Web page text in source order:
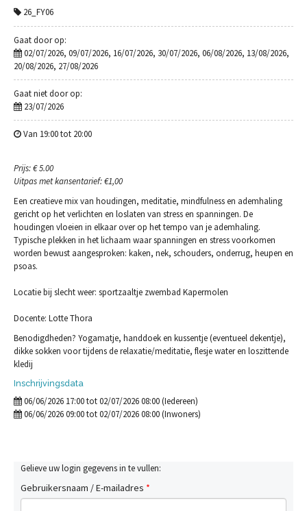
26_FY06
Gaat door op:
02/07/2026, 09/07/2026, 16/07/2026, 30/07/2026, 06/08/2026, 13/08/2026,
20/08/2026, 27/08/2026
Gaat niet door op:
23/07/2026
Van 19:00 tot 20:00
Prijs: € 5.00
Uitpas met kansentarief: €1,00
Een creatieve mix van houdingen, meditatie, mindfulness en ademhaling
gericht op het verlichten en loslaten van stress en spanningen. De
houdingen vloeien in elkaar over op het tempo van je ademhaling.
Typische plekken in het lichaam waar spanningen en stress voorkomen
worden bewust aangesproken: kaken, nek, schouders, onderrug, heupen en
psoas.
Locatie bij slecht weer: sportzaaltje zwembad Kapermolen
Docente: Lotte Thora
Benodigdheden? Yogamatje, handdoek en kussentje (eventueel dekentje),
dikke sokken voor tijdens de relaxatie/meditatie, flesje water en loszittende
kledij
Inschrijvingsdata
06/06/2026 17:00 tot 02/07/2026 08:00 (Iedereen)
06/06/2026 09:00 tot 02/07/2026 08:00 (Inwoners)
Gelieve uw login gegevens in te vullen:
Gebruikersnaam / E-mailadres *